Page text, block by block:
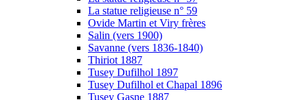
La statue religieuse n° 59
Ovide Martin et Viry frères
Salin (vers 1900)
Savanne (vers 1836-1840)
Thiriot 1887
Tusey Dufilhol 1897
Tusey Dufilhol et Chapal 1896
Tusey Gasne 1887